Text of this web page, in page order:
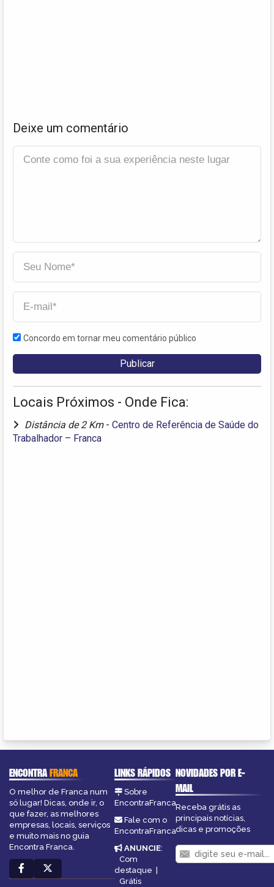
Deixe um comentário
Concordo em tornar meu comentário público
Locais Próximos - Onde Fica:
Distância de 2 Km - Centro de Referência de Saúde do
Trabalhador – Franca
ENCONTRAFRANCA
O melhor de Franca num
só lugar! Dicas, onde ir, o
que fazer, as melhores
empresas, locais, serviços
e muito mais no guia
Encontra Franca.
LINKS RÁPIDOS
Sobre
EncontraFranca
Fale com o
EncontraFranca
ANUNCIE:
Com
destaque
Grátis
NOVIDADES POR E-
MAIL
Receba grátis as
principais notícias,
dicas e promoções